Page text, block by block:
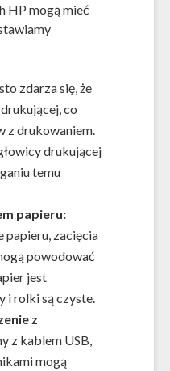
HP mogą mieć
zdarza się, że
co
z drukowaniem.
drukującej
temu
papieru:
papieru, zacięcia
powodować
jest
i rolki są czyste.
z
z kablem USB,
mogą